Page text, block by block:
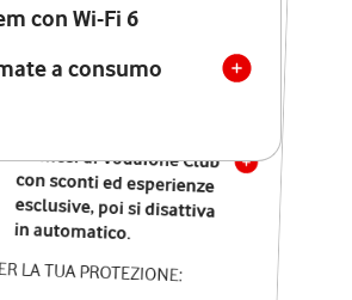
con Wi-Fi 6
a consumo
Chiamate illimitate verso
numeri fissi e mobili
nazionali
12 mesi di Vodafone Club
con sconti ed esperienze
esclusive, poi si disattiva
in automatico.
LA TUA PROTEZIONE: